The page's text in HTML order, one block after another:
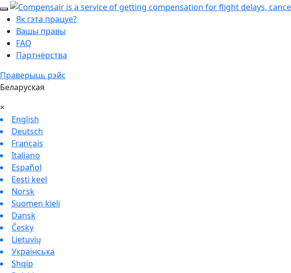
Як гэта працуе?
Вашы правы
FAQ
Партнёрства
Праверыць рэйс
Беларуская
×
English
Deutsch
Français
Italiano
Español
Eesti keel
Norsk
Suomen kieli
Dansk
Česky
Lietuvių
Українська
Shqip